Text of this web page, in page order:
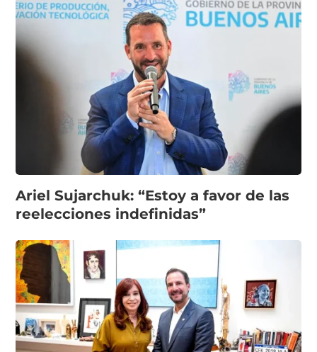
Ariel Sujarchuk: “Estoy a favor de las
reelecciones indefinidas”